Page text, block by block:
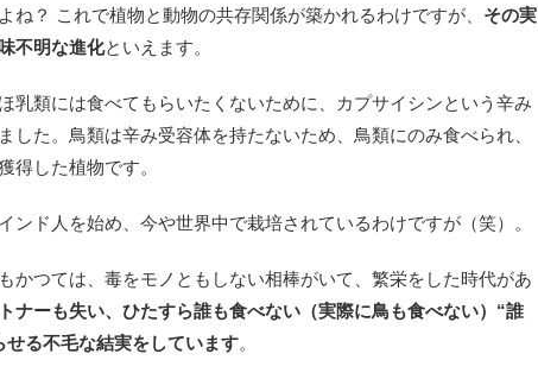
ね？ これで植物と動物の共存関係が築かれるわけですが、 その実
不明な進化といえます。
乳類には食べてもらいたくないために、カプサイシンという辛み
した。鳥類は辛み受容体を持たないため、鳥類にのみ食べられ、
得した植物です。
ド人を始め、今や世界中で栽培されているわけですが（笑）。
かつては、毒をモノともしない相棒がいて、繁栄をした時代があ
ナーも失い、ひたすら誰も食べない（実際に鳥も食べない）“誰
る不毛な結実をしています。